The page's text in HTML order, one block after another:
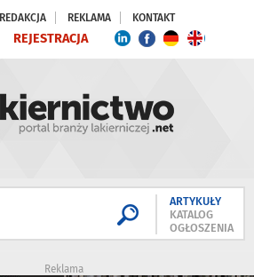
REDAKCJA REKLAMA KONTAKT
REJESTRACJA
ARTYKUŁY
KATALOG
OGŁOSZENIA
Reklama